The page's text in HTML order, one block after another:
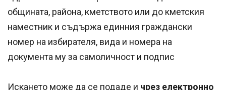
общината, района, кметството или до кметския
наместник и съдържа единния граждански
номер на избирателя, вида и номера на
документа му за самоличност и подпис
Искането може да се подаде и чрез електронно